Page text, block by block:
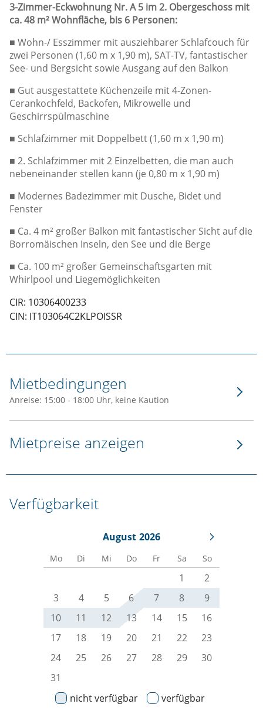
3-Zimmer-Eckwohnung Nr. A 5 im 2. Obergeschoss mit
ca. 48 m² Wohnfläche, bis 6 Personen:
■ Wohn-/ Esszimmer mit ausziehbarer Schlafcouch für
zwei Personen (1,60 m x 1,90 m), SAT-TV, fantastischer
See- und Bergsicht sowie Ausgang auf den Balkon
■ Gut ausgestattete Küchenzeile mit 4-Zonen-
Cerankochfeld, Backofen, Mikrowelle und
Geschirrspülmaschine
■ Schlafzimmer mit Doppelbett (1,60 m x 1,90 m)
■ 2. Schlafzimmer mit 2 Einzelbetten, die man auch
nebeneinander stellen kann (je 0,80 m x 1,90 m)
■ Modernes Badezimmer mit Dusche, Bidet und
Fenster
■ Ca. 4 m² großer Balkon mit fantastischer Sicht auf die
Borromäischen Inseln, den See und die Berge
■ Ca. 100 m² großer Gemeinschaftsgarten mit
Whirlpool und Liegemöglichkeiten
CIR: 10306400233
CIN: IT103064C2KLPOISSR
Mietbedingungen
Anreise: 15:00 - 18:00 Uhr, keine Kaution
Mietpreise anzeigen
Verfügbarkeit
August 2026
Mo Di Mi Do Fr Sa So
1
2
3
4 5 6 7 8
9
10
11 12 13 14 15
16
17
18 19 20 21 22
23
24
25 26 27 28 29
30
31
nicht verfügbar
verfügbar